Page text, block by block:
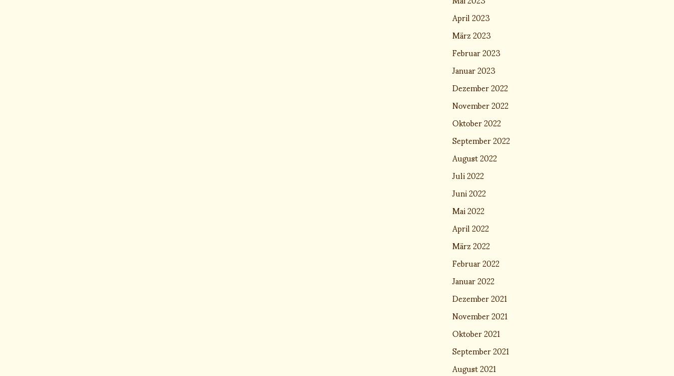
April 2023
März 2023
Februar 2023
Januar 2023
Dezember 2022
November 2022
Oktober 2022
September 2022
August 2022
Juli 2022
Juni 2022
Mai 2022
April 2022
März 2022
Februar 2022
Januar 2022
Dezember 2021
November 2021
Oktober 2021
September 2021
August 2021